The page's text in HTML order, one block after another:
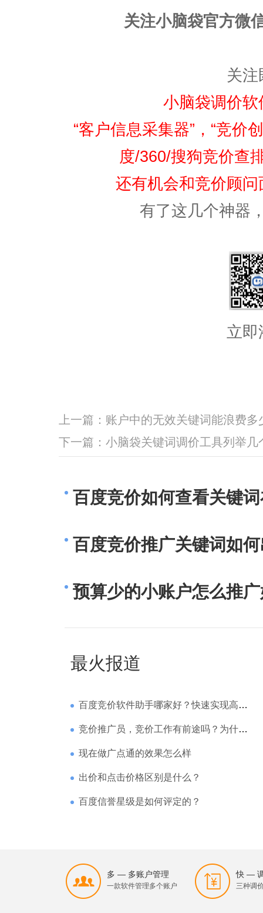
关注小脑袋官方微
关注
小脑袋调价
“客户信息采集器”，“竞价
度/360/搜狗竞价查
还有机会和竞价顾
有了这几个神器
立即
上一篇： 账户中的无效关键词能浪费多
下一篇： 小脑袋关键词调价工具列举
百度竞价如何查看关键
百度竞价推广关键词如
预算少的小账户怎么推
最火报道
百度竞价软件助手哪家好？快速实现高回报哪家强？
竞价推广员，竞价工作有前途吗？为什么待遇那么高
现在做广点通的效果怎么样
出价和点击价格区别是什么？
百度信誉星级是如何评定的？
多 — 多账户管理
一款软件管理多个账户
快 —
三种调